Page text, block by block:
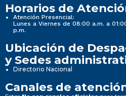
Horarios de
Atención Presencial:
Lunes a Viernes de 08:00 a.m. a
p.m.
Ubicación de
y Sedes
Directorio Nacional
Canales de